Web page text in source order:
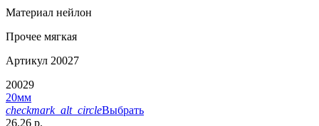
Материал нейлон
Прочее мягкая
Артикул 20027
20029
20мм
checkmark_alt_circleВыбрать
26.26 р.